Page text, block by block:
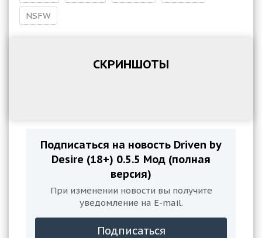
NSFW
СКРИНШОТЫ
Подписаться на новость Driven by
Desire (18+) 0.5.5 Мод (полная
версия)
При изменении новости вы получите
уведомление на E-mail.
Подписаться